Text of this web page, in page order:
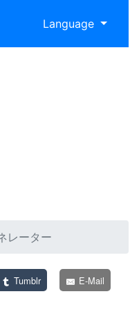
Language
レーター
Tumblr E-Mail